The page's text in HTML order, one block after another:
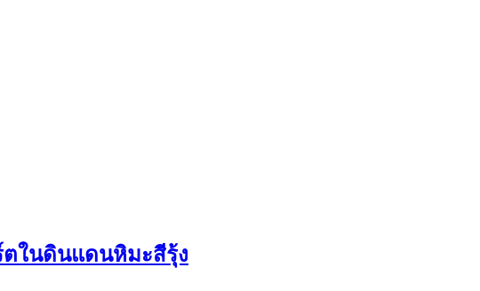
ตในดินแดนหิมะสีรุ้ง